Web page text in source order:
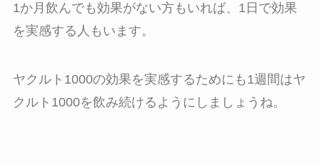
1か月飲んでも効果がない方もいれば、1日で効果
を実感する人もいます。
ヤクルト1000の効果を実感するためにも1週間はヤ
クルト1000を飲み続けるようにしましょうね。